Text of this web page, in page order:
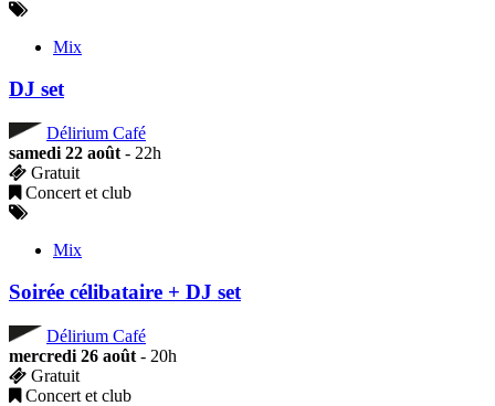
Mix
DJ set
Délirium Café
samedi 22 août - 22h
Gratuit
Concert et club
Mix
Soirée célibataire + DJ set
Délirium Café
mercredi 26 août - 20h
Gratuit
Concert et club